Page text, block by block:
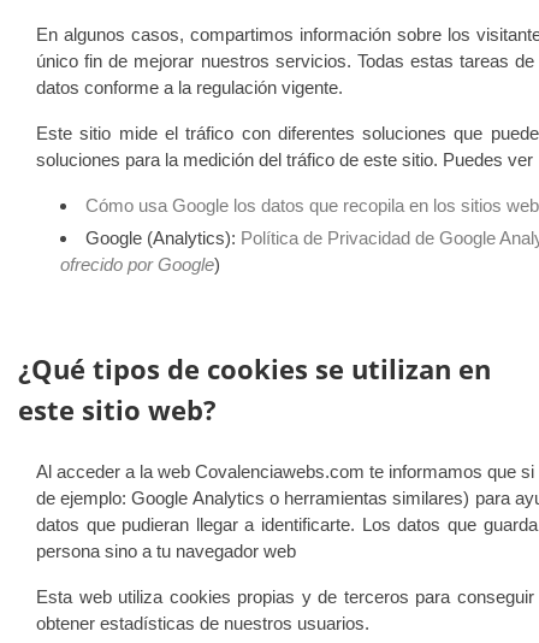
En algunos casos, compartimos información sobre los
único fin de mejorar nuestros servicios. Todas estas tareas
datos conforme a la regulación vigente.
Este sitio mide el tráfico con diferentes soluciones que
soluciones para la medición del tráfico de este sitio. Puedes
Cómo usa Google los datos que recopila en los sitios web
Google (Analytics): Política de Privacidad de Google
ofrecido por Google)
¿Qué tipos de cookies se utilizan en
este sitio web?
Al acceder a la web Covalenciawebs.com te informamos que
de ejemplo: Google Analytics o herramientas similares) para
datos que pudieran llegar a identificarte. Los datos que
persona sino a tu navegador web
Esta web utiliza cookies propias y de terceros para
obtener estadísticas de nuestros usuarios.